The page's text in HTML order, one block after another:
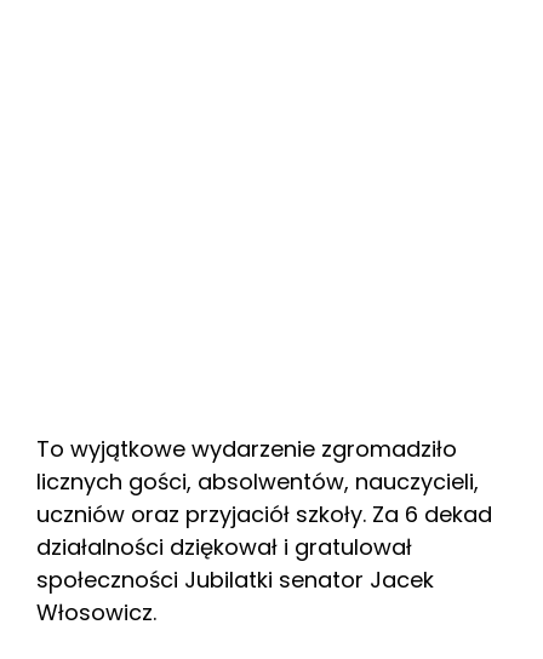
To wyjątkowe wydarzenie zgromadziło
licznych gości, absolwentów, nauczycieli,
uczniów oraz przyjaciół szkoły. Za 6 dekad
działalności dziękował i gratulował
społeczności Jubilatki senator Jacek
Włosowicz.